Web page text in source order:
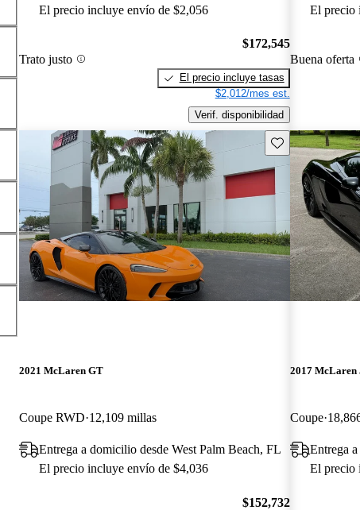
El precio incluye envío de $2,056
Trato justo
$172,545
El precio incluye tasas
$2,012/mes est.
Verif. disponibilidad
El precio
Buena oferta
Guarda este Aviso
2021 McLaren GT
Coupe RWD 12,109 millas
Entrega a domicilio desde West Palm Beach, FL
El precio incluye envío de $4,036
$152,732
2017 McLaren
Coupe
Entrega
El precio